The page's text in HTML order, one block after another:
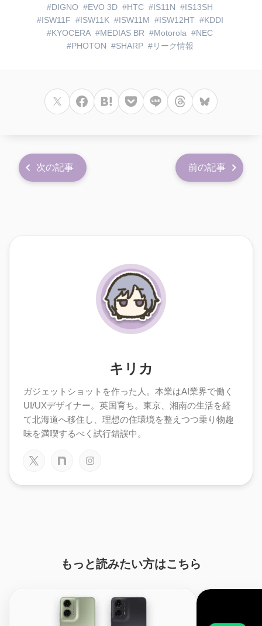
DIGNO
EVO 3D HTC IS11N
IS13SH
ISW11F
ISW11K ISW11M ISW12HT
KDDI
KYOCERA
MEDIAS BR Motorola
NEC
PHOTON
SHARP リーク情報
次の記事 前の記事
キリカ
ガジェットショットを作った人。本業はAI業界で働く
UI/UXデザイナー。英国育ち。東京、湘南の生活を経
て北海道へ移住し、理想の住環境を整えつつ乗り物趣
味を満喫するべく試行錯誤中。
もっと読みたい方はこちら